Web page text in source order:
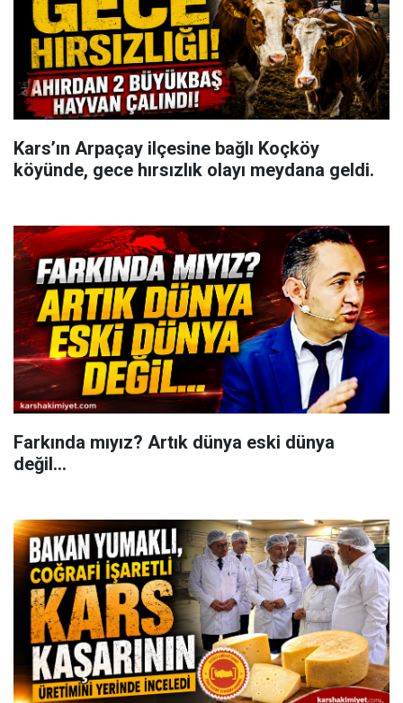
Kars’ın Arpaçay ilçesine bağlı Koçköy
köyünde, gece hırsızlık olayı meydana geldi.
Farkında mıyız? Artık dünya eski dünya
değil...